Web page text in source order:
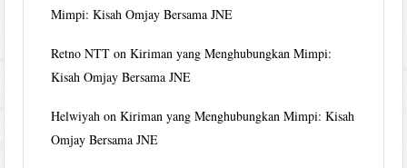
Mimpi: Kisah Omjay Bersama JNE
Retno NTT onKiriman yang Menghubungkan Mimpi:
Kisah Omjay Bersama JNE
Helwiyah onKiriman yang Menghubungkan Mimpi: Kisah
Omjay Bersama JNE